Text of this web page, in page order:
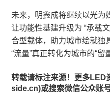
未来，明鑫成将继续以光为
让功能性基建升级为 “承载
合型载体，助力城市绘就独
“流量”真正转化为城市的“留
转载请标注来源！更多LED
side.cn)或搜索微信公众账